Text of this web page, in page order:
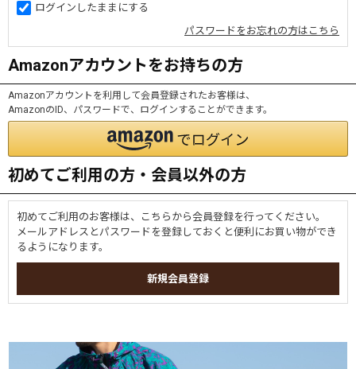
ログインしたままにする
パスワードをお忘れの方はこちら
Amazonアカウントをお持ちの方
Amazonアカウントを利用して会員登録されたお客様は、
AmazonのID、パスワードで、ログインすることができます。
初めてご利用の方・会員以外の方
初めてご利用のお客様は、こちらから会員登録を行ってください。
メールアドレスとパスワードを登録しておくと便利にお買い物ができ
るようになります。